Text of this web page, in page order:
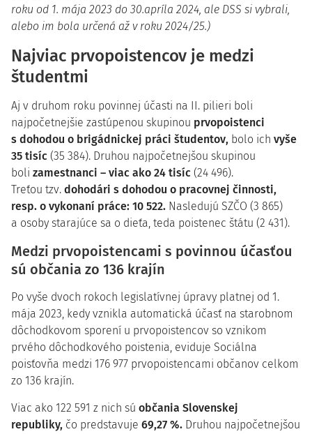
roku od 1. mája 2023 do 30.apríla 2024, ale DSS si vybrali,
alebo im bola určená až v roku 2024/25.)
Najviac prvopoistencov je medzi
študentmi
Aj v druhom roku povinnej účasti na II. pilieri boli
najpočetnejšie zastúpenou skupinou prvopoistenci
s dohodou o brigádnickej práci študentov, bolo ich vyše
35 tisíc (35 384). Druhou najpočetnejšou skupinou
boli zamestnanci – viac ako 24 tisíc (24 496).
Treťou tzv. dohodári s dohodou o pracovnej činnosti,
resp. o vykonaní práce: 10 522. Nasledujú SZČO (3 865)
a osoby starajúce sa o dieťa, teda poistenec štátu (2 431).
Medzi prvopoistencami s povinnou účasťou
sú občania zo 136 krajín
Po vyše dvoch rokoch legislatívnej úpravy platnej od 1.
mája 2023, kedy vznikla automatická účasť na starobnom
dôchodkovom sporení u prvopoistencov so vznikom
prvého dôchodkového poistenia, eviduje Sociálna
poisťovňa medzi 176 977 prvopoistencami občanov celkom
zo 136 krajín.
Viac ako 122 591 z nich sú občania Slovenskej
republiky, čo predstavuje 69,27 %. Druhou najpočetnejšou